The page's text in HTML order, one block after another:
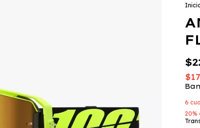
6
20%